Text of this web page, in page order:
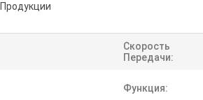
Скорость
Передачи:
Функция: